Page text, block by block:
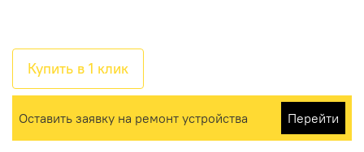
Купить в 1 клик
Оставить заявку на ремонт устройства Перейти